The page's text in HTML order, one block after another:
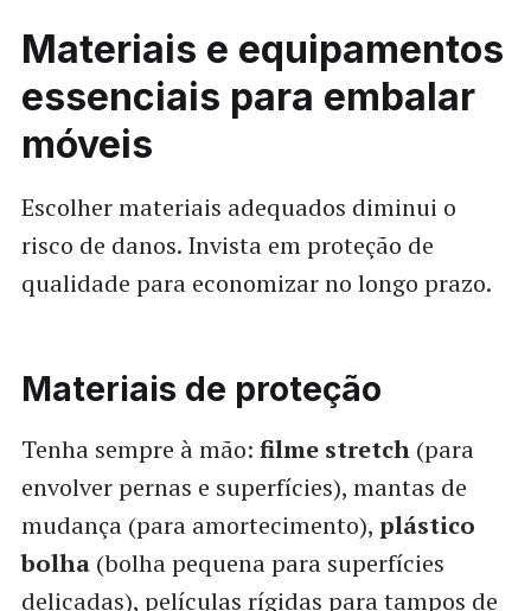
Materiais e equipamentos
essenciais para embalar
móveis
Escolher materiais adequados diminui o
risco de danos. Invista em proteção de
qualidade para economizar no longo prazo.
Materiais de proteção
Tenha sempre à mão: filme stretch(para
envolver pernas e superfícies), mantas de
mudança (para amortecimento), plástico
bolha(bolha pequena para superfícies
delicadas), películas rígidas para tampos de